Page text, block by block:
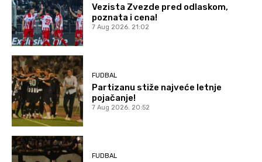
Vezista Zvezde pred odlaskom,
poznata i cena!
7 Aug 2026. 21:02
FUDBAL
Partizanu stiže najveće letnje
pojačanje!
7 Aug 2026. 20:52
FUDBAL